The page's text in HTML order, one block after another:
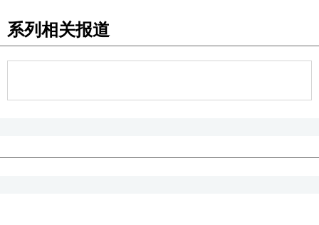
系列相关报道